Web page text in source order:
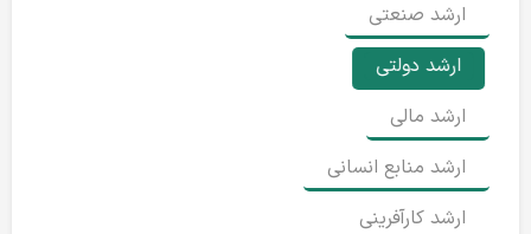
ارشد صنعتی
ارشد دولتی
ارشد مالی
ارشد منابع انسانی
ارشد کارآفرینی